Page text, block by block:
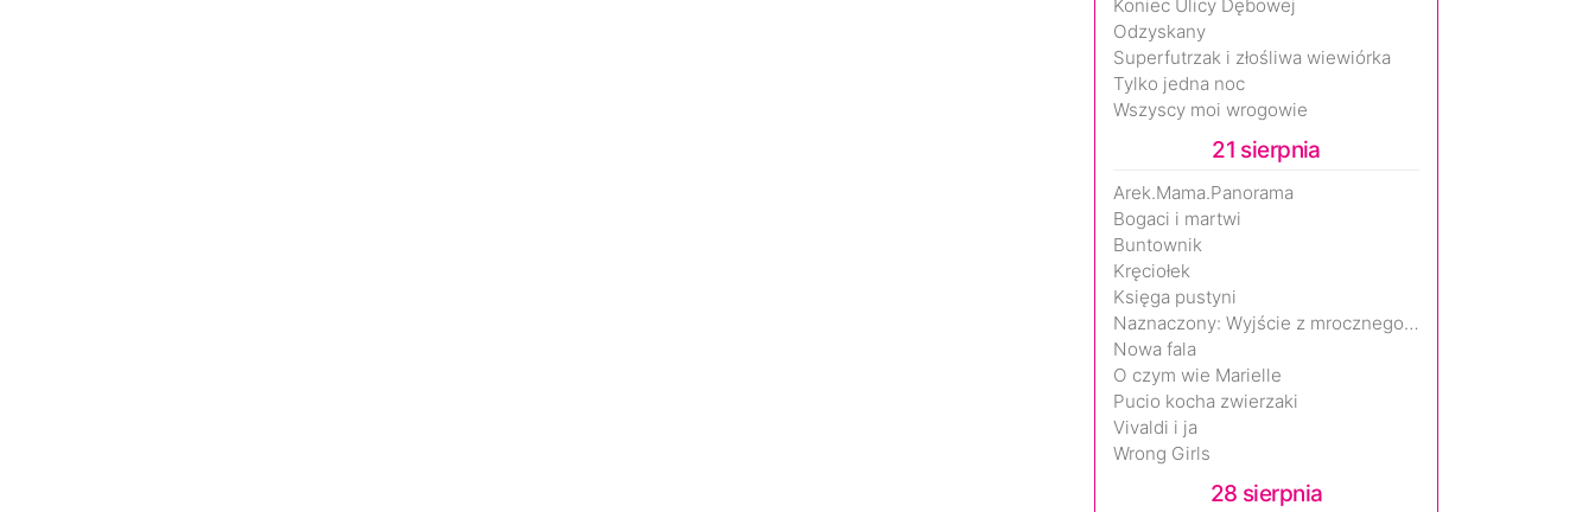
Koniec Ulicy Dębowej
Odzyskany
Superfutrzak i złośliwa wiewiórka
Tylko jedna noc
Wszyscy moi wrogowie
21 sierpnia
Arek.Mama.Panorama
Bogaci i martwi
Buntownik
Kręciołek
Księga pustyni
Naznaczony: Wyjście z mrocznego wymiaru
Nowa fala
O czym wie Marielle
Pucio kocha zwierzaki
Vivaldi i ja
Wrong Girls
28 sierpnia